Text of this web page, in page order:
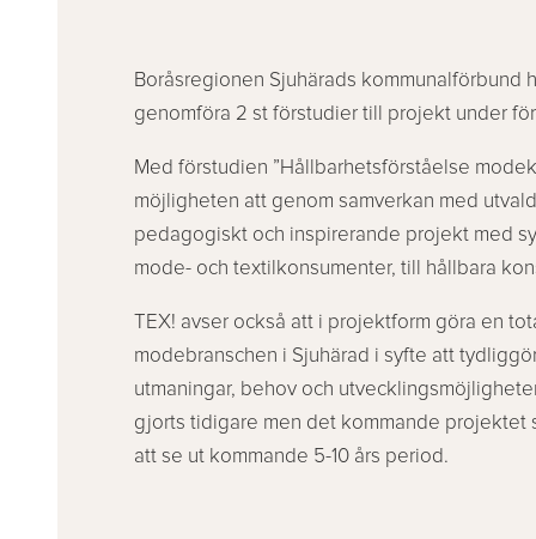
Boråsregionen Sjuhärads kommunalförbund
genomföra 2 st förstudier till projekt under
Med förstudien ”Hållbarhetsförståelse
möjligheten att genom samverkan med
pedagogiskt och inspirerande projekt med
mode- och textilkonsumenter, till hållbara
TEX! avser också att i projektform göra en
modebranschen i Sjuhärad i syfte att
utmaningar, behov och
gjorts tidigare men det kommande projektet
att se ut kommande 5-10 års period.